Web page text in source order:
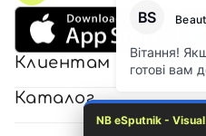
Клиентам
Каталог
NB eSputnik -